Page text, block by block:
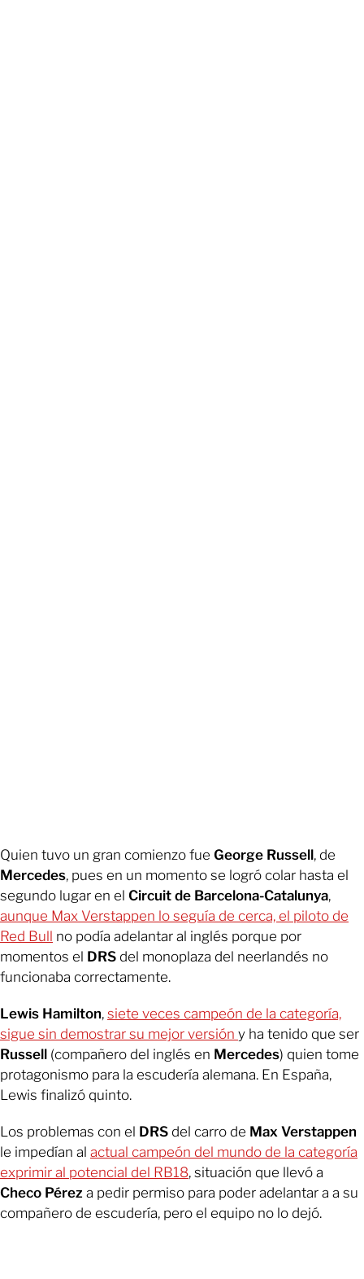
Quien tuvo un gran comienzo fue George Russell, de
Mercedes, pues en un momento se logró colar hasta el
segundo lugar en el Circuit de Barcelona-Catalunya,
aunque Max Verstappen lo seguía de cerca, el piloto de
Red Bull no podía adelantar al inglés porque por
momentos el DRS del monoplaza del neerlandés no
funcionaba correctamente.
Lewis Hamilton, siete veces campeón de la categoría,
sigue sin demostrar su mejor versión y ha tenido que ser
Russell (compañero del inglés en Mercedes) quien tome
protagonismo para la escudería alemana. En España,
Lewis finalizó quinto.
Los problemas con el DRS del carro de Max Verstappen
le impedían al actual campeón del mundo de la categoría
exprimir al potencial del RB18, situación que llevó a
Checo Pérez a pedir permiso para poder adelantar a a su
compañero de escudería, pero el equipo no lo dejó.